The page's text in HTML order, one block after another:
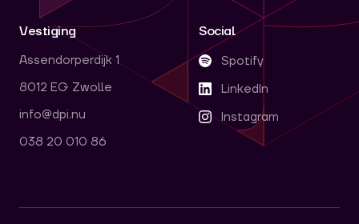
Vestiging
Assendorperdijk 1
8012 EG Zwolle
info@dpi.nu
038 20 010 86
Social
Spotify
LinkedIn
Instagram